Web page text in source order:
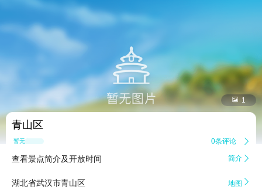
 1
青山区
暂无点评 0条评论 
查看景点简介及开放时间 简介 
湖北省武汉市青山区 地图 